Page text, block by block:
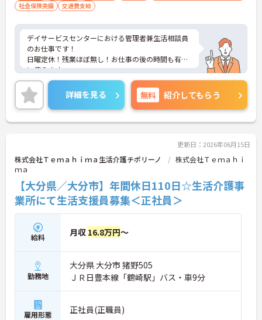
社会保険完備
交通費支給
デイサービスセンターにおける管理者兼生活相談員
のお仕事です！
日曜定休！残業ほぼ無し！お仕事の後の時間も有効
に使えます。
ご興味ある方には、面接のポイントなど、さらに詳
細をお話致しますのでお気軽にご相談ください。
詳細を見る 無料 紹介してもらう
更新日：2026年06月15日
株式会社Ｔｅｍａｈｉｍａ生活介護チポリーノ
株式会社Ｔｅｍａｈｉ
ｍａ
【大分県／大分市】年間休日110日☆生活介護事
業所にて生活支援員募集＜正社員＞
給料 月収 16.8万円～
勤務地
大分県 大分市 猪野505
ＪＲ日豊本線「鶴崎駅」バス・車9分
雇用形態 正社員(正職員)